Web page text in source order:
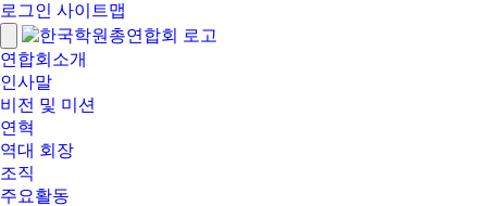
로그인 사이트맵
연합회소개
인사말
비전 및 미션
연혁
역대 회장
조직
주요활동